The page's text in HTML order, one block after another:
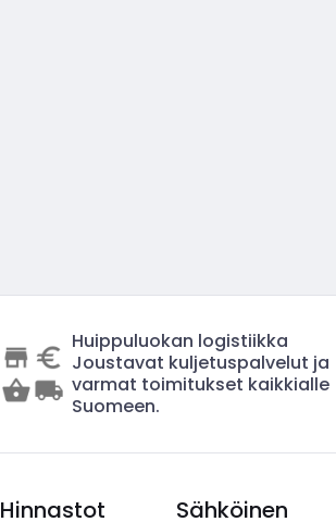
Huippuluokan logistiikka
Joustavat kuljetuspalvelut ja
varmat toimitukset kaikkialle
Suomeen.
Hinnastot
Sähköinen